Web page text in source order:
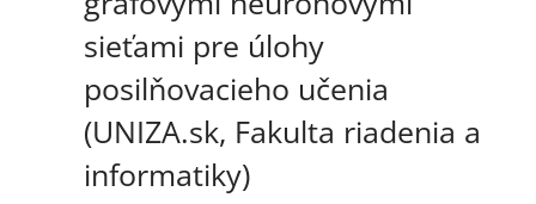
sieťami pre úlohy
posilňovacieho učenia
(UNIZA.sk, Fakulta riadenia a
informatiky)